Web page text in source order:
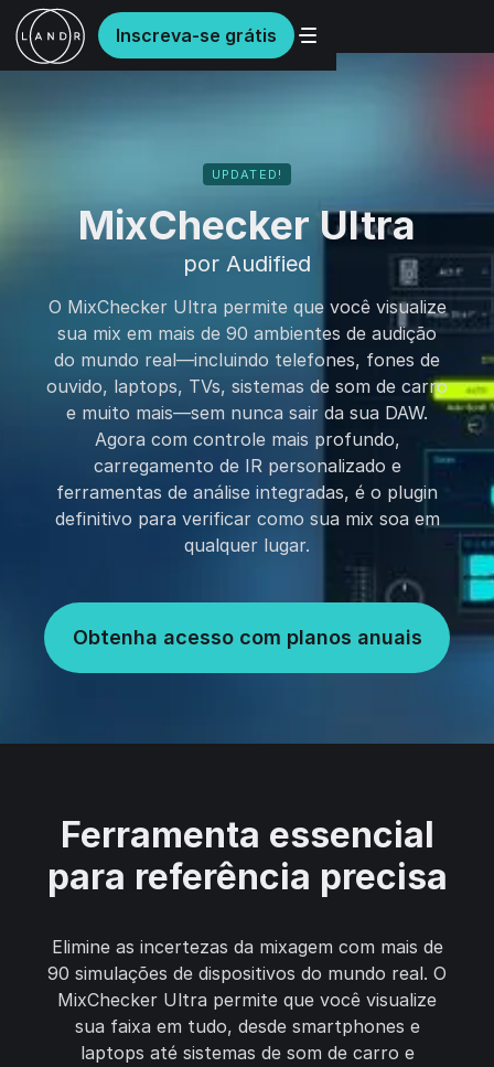
Inscreva-se grátis
UPDATED!
MixChecker Ultra
por Audified
O MixChecker Ultra permite que você visualize
sua mix em mais de 90 ambientes de audição
do mundo real—incluindo telefones, fones de
ouvido, laptops, TVs, sistemas de som de carro
e muito mais—sem nunca sair da sua DAW.
Agora com controle mais profundo,
carregamento de IR personalizado e
ferramentas de análise integradas, é o plugin
definitivo para verificar como sua mix soa em
qualquer lugar.
Obtenha acesso com planos anuais
Ferramenta essencial
para referência precisa
Elimine as incertezas da mixagem com mais de
90 simulações de dispositivos do mundo real. O
MixChecker Ultra permite que você visualize
sua faixa em tudo, desde smartphones e
laptops até sistemas de som de carro e